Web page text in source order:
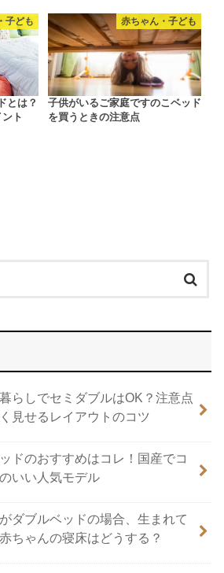
子ども
とは？
ト
赤ちゃん・子ども
子供がいるご家庭ですのこベッド
を買うときの注意点
らしでセミダブルはOK？注意点
見せるレイアウトのコツ
ドのおすすめはコレ！国産でコ
いい人気モデル
ダブルベッドの場合、生まれて
ちゃんの寝床はどうする？